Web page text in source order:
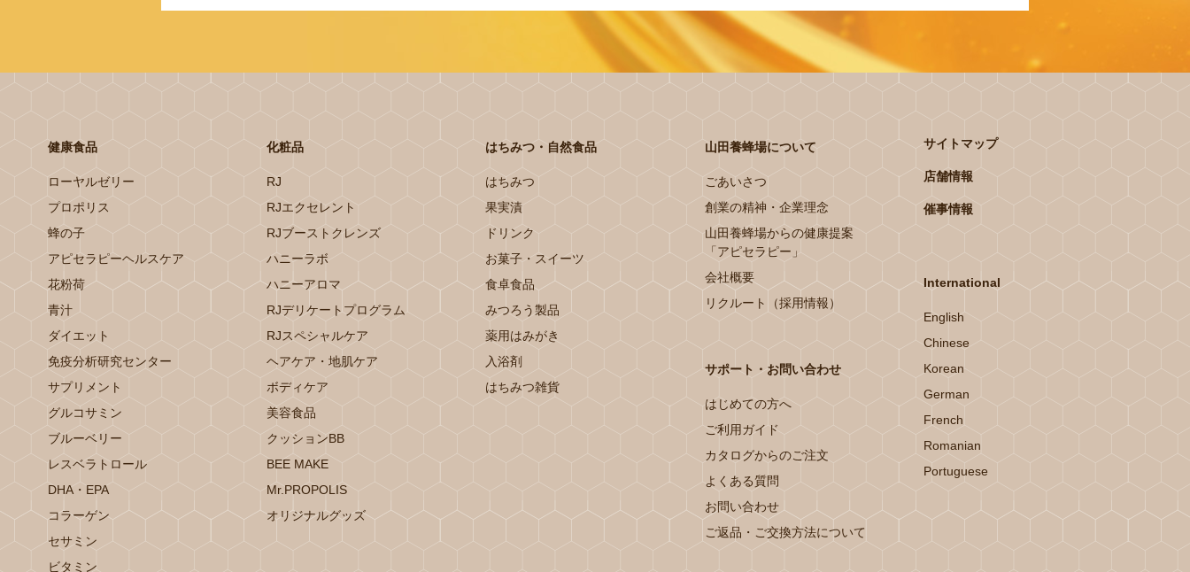
健康食品
ローヤルゼリー
プロポリス
蜂の子
アピセラピーヘルスケア
花粉荷
青汁
ダイエット
免疫分析研究センター
サプリメント
グルコサミン
ブルーベリー
レスベラトロール
DHA・EPA
コラーゲン
セサミン
ビタミン
化粧品
RJ
RJエクセレント
RJブーストクレンズ
ハニーラボ
ハニーアロマ
RJデリケートプログラム
RJスペシャルケア
ヘアケア・地肌ケア
ボディケア
美容食品
クッションBB
BEE MAKE
Mr.PROPOLIS
オリジナルグッズ
はちみつ・自然食品
はちみつ
果実漬
ドリンク
お菓子・スイーツ
食卓食品
みつろう製品
薬用はみがき
入浴剤
はちみつ雑貨
山田養蜂場について
ごあいさつ
創業の精神・企業理念
山田養蜂場からの健康提案
「アピセラピー」
会社概要
リクルート（採用情報）
サポート・お問い合わせ
はじめての方へ
ご利用ガイド
カタログからのご注文
よくある質問
お問い合わせ
ご返品・ご交換方法について
サイトマップ
店舗情報
催事情報
International
English
Chinese
Korean
German
French
Romanian
Portuguese